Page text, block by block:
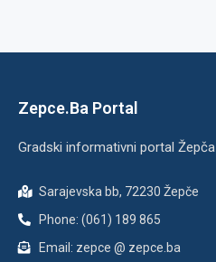
Zepce.Ba Portal
Gradski informativni portal Žepča
Sarajevska bb, 72230 Žepče
Phone: (061) 189 865
Email: zepce @ zepce.ba